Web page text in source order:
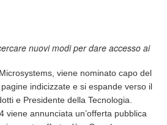
nuovi modi per dare accesso ai
viene nominato capo del
indicizzate e si espande verso il
e Presidente della Tecnologia.
viene annunciata un’offerta pubblica